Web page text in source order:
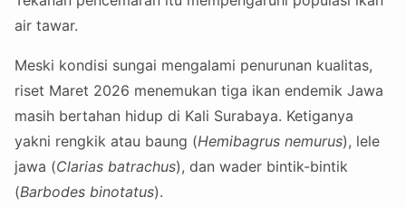
air tawar.
Meski kondisi sungai mengalami penurunan kualitas,
riset Maret 2026 menemukan tiga ikan endemik Jawa
masih bertahan hidup di Kali Surabaya. Ketiganya
yakni rengkik atau baung (Hemibagrus nemurus), lele
jawa (Clarias batrachus), dan wader bintik-bintik
(Barbodes binotatus).